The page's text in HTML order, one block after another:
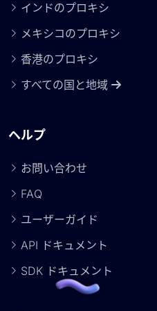
インドのプロキシ
メキシコのプロキシ
香港のプロキシ
すべての国と地域
ヘルプ
お問い合わせ
FAQ
ユーザーガイド
API ドキュメント
SDK ドキュメント